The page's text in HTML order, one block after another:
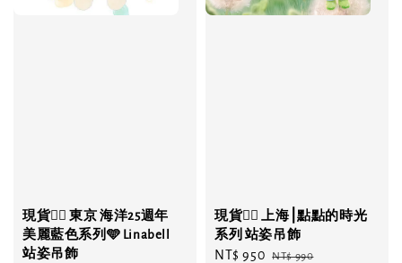
現貨❤️‍🔥 東京 海洋25週年
美麗藍色系列🩵 Linabell
站姿吊飾
現貨❤️‍🔥 上海⎮點點的時光
系列 站姿吊飾
Sale
NT$ 950 Regular
NT$ 990